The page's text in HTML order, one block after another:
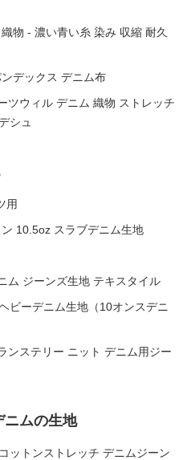
物 - 濃い青い糸 染み 収縮 耐久
デックス デニム布
ツウィル デニム 織物 ストレッチ
シュ
用
10.5oz スラブデニム生地
ム ジーンズ生地 テキスタイル
ビーデニム生地（10オンスデニ
ンステリー ニット デニム用ジー
ニムの生地
ットンストレッチ デニムジーン